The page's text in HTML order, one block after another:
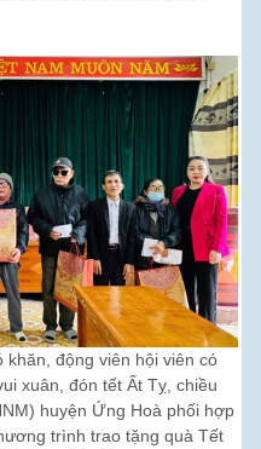
khăn, động viên hội viên có
xuân, đón tết Ất Tỵ, chiều
huyện Ứng Hoà phối hợp
trình trao tặng quà Tết